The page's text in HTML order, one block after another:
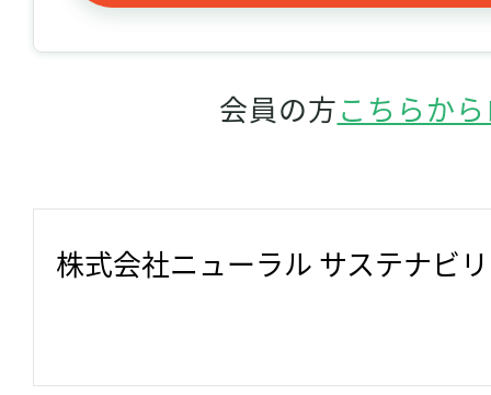
会員の方こちらか
株式会社ニューラル サステナビ